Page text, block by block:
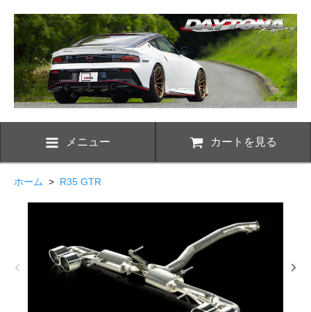
メニュー カートを見る
ホーム > R35 GTR